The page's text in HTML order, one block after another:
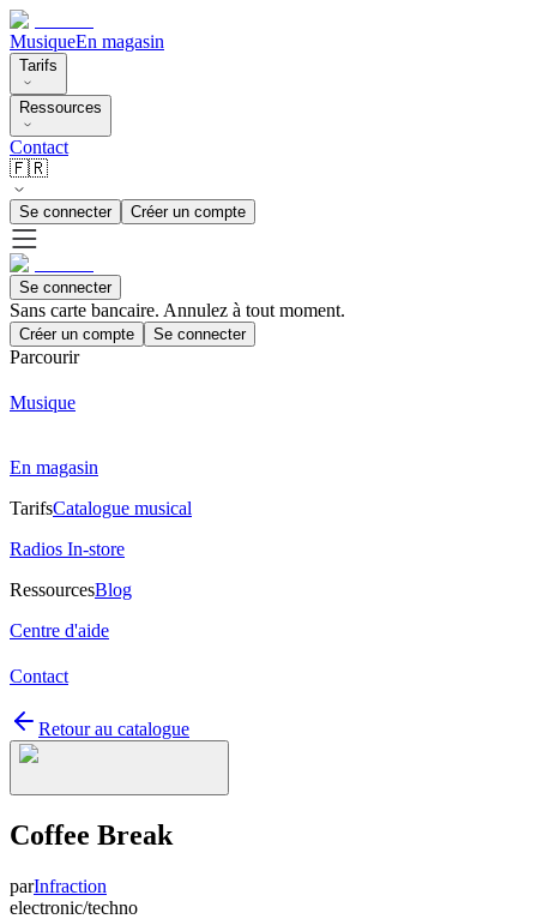
MusiqueEn magasin
Tarifs
Ressources
Contact
🇫🇷
Se connecter Créer un compte
Se connecter
Sans carte bancaire. Annulez à tout moment.
Créer un compte Se connecter
Parcourir
Musique
En magasin
TarifsCatalogue musical
Radios In-store
RessourcesBlog
Centre d'aide
Contact
Retour au catalogue
Coffee Break
parInfraction
electronic/techno